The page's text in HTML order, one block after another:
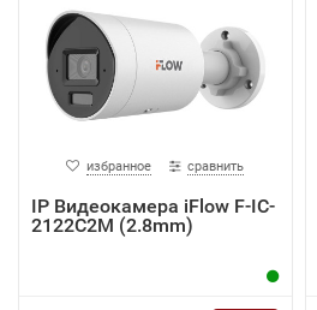
избранное сравнить
IP Видеокамера iFlow F-IC-
2122C2M (2.8mm)